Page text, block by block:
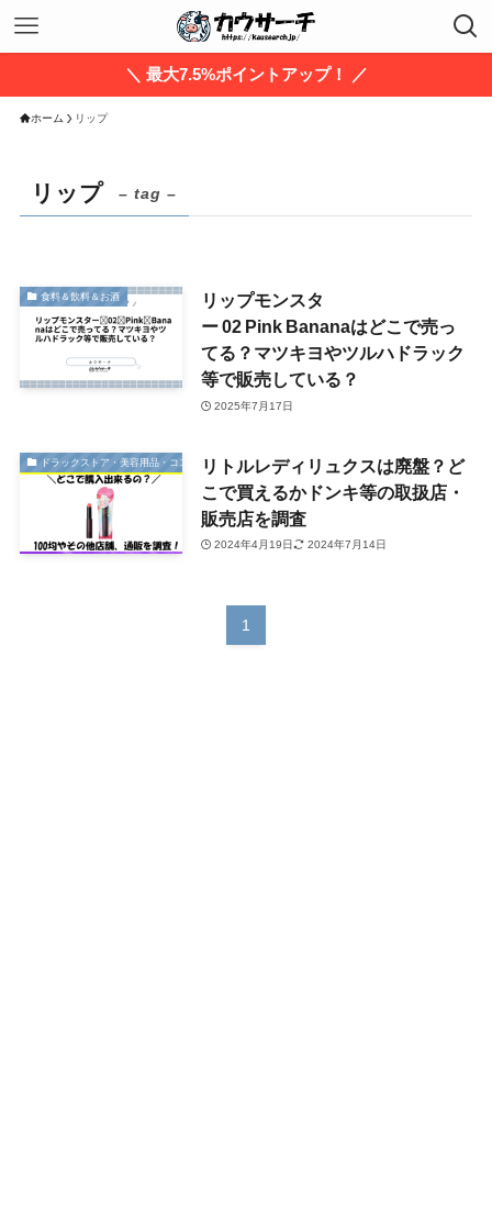
＼ 最大7.5%ポイントアップ！ ／
ホーム リップ
リップ – tag –
食料＆飲料＆お酒
リップモンスタ
ー 02 Pink Bananaはどこで売っ
てる？マツキヨやツルハドラック
等で販売している？
2025年7月17日
ドラックストア・美容用品・コスメ
リトルレディリュクスは廃盤？ど
こで買えるかドンキ等の取扱店・
販売店を調査
2024年4月19日 2024年7月14日
1